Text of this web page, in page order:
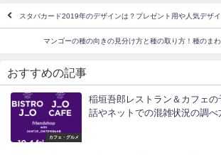
スタバカード2019年のデザインは？プレゼント用や人気デザイ
マンゴーの種の向きの見分け方と種の取り方！種のま
おすすめの記事
カフェ・グルメ
稲垣吾郎レストラン＆カフェ
話やネットでの混雑状況の調べ